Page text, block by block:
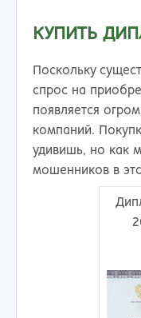
КУПИТЬ
Поскольку
спрос на
появляется
компаний.
удивишь, но как
мошенников в